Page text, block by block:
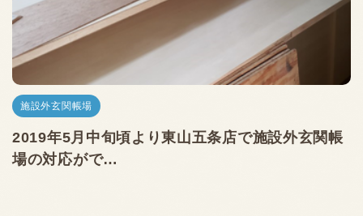
施設外玄関帳場
2019年5月中旬頃より東山五条店で施設外玄関帳
場の対応がで…